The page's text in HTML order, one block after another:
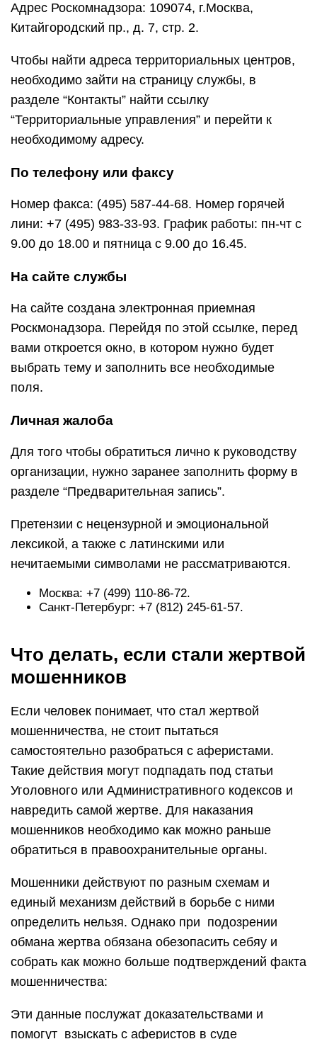
Адрес Роскомнадзора: 109074, г.Москва,
Китайгородский пр., д. 7, стр. 2.
Чтобы найти адреса территориальных центров,
необходимо зайти на страницу службы, в
разделе “Контакты” найти ссылку
“Территориальные управления” и перейти к
необходимому адресу.
По телефону или факсу
Номер факса: (495) 587-44-68. Номер горячей
лини: +7 (495) 983-33-93. График работы: пн-чт с
9.00 до 18.00 и пятница с 9.00 до 16.45.
На сайте службы
На сайте создана электронная приемная
Роскмонадзора. Перейдя по этой ссылке, перед
вами откроется окно, в котором нужно будет
выбрать тему и заполнить все необходимые
поля.
Личная жалоба
Для того чтобы обратиться лично к руководству
организации, нужно заранее заполнить форму в
разделе “Предварительная запись”.
Претензии с нецензурной и эмоциональной
лексикой, а также с латинскими или
нечитаемыми символами не рассматриваются.
Москва: +7 (499) 110-86-72.
Санкт-Петербург: +7 (812) 245-61-57.
Что делать, если стали жертвой
мошенников
Если человек понимает, что стал жертвой
мошенничества, не стоит пытаться
самостоятельно разобраться с аферистами.
Такие действия могут подпадать под статьи
Уголовного или Административного кодексов и
навредить самой жертве. Для наказания
мошенников необходимо как можно раньше
обратиться в правоохранительные органы.
Мошенники действуют по разным схемам и
единый механизм действий в борьбе с ними
определить нельзя. Однако при подозрении
обмана жертва обязана обезопасить себяу и
собрать как можно больше подтверждений факта
мошенничества:
Эти данные послужат доказательствами и
помогут взыскать с аферистов в суде